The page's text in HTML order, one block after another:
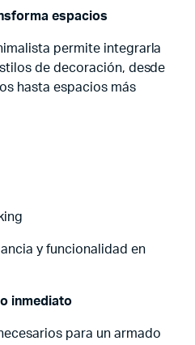
espacios
permite integrarla
de decoración, desde
hasta espacios más
y funcionalidad en
inmediato
para un armado